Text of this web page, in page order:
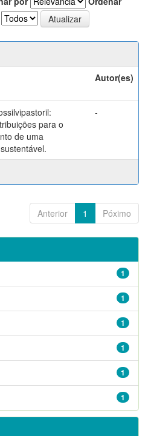
Autor(es)
para o
de uma
-
Anterior 1 Póximo
1
1
1
1
1
1